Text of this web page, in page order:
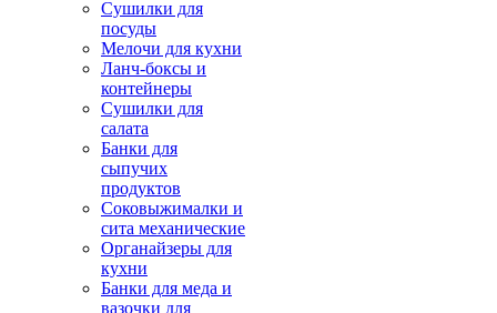
Сушилки для
посуды
Мелочи для кухни
Ланч-боксы и
контейнеры
Сушилки для
салата
Банки для
сыпучих
продуктов
Соковыжималки и
сита механические
Органайзеры для
кухни
Банки для меда и
вазочки для